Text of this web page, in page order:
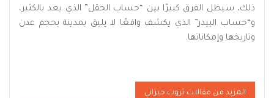
ذلك، سيظل الفرق كبيرًا بين “حساب الحقل” الذي يعد بالكثير،
و“حساب البيدر” الذي يكشف واقعًا لا يليق بمدينة بحجم عدن
وتاريخها وإمكاناتها.
المزيد من مقالات ثروت جيزاني